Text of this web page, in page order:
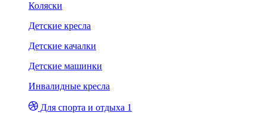
Коляски
Детские кресла
Детские качалки
Детские машинки
Инвалидные кресла
Для спорта и отдыха 1